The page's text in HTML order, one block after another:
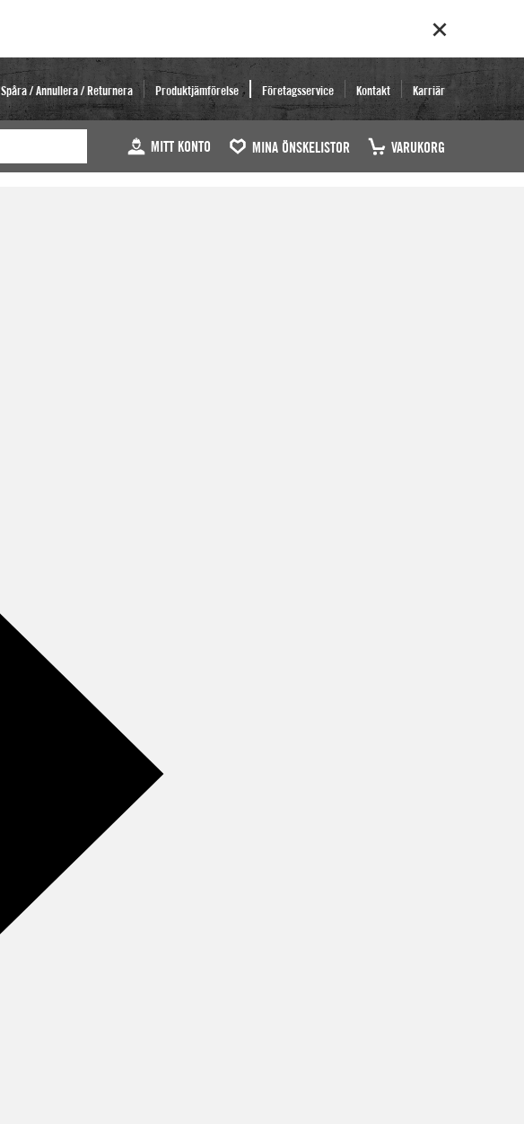
Spåra / Annullera / Returnera Produktjämförelse Företagsservice Kontakt Karriär
MITT KONTO MINA ÖNSKELISTOR VARUKORG